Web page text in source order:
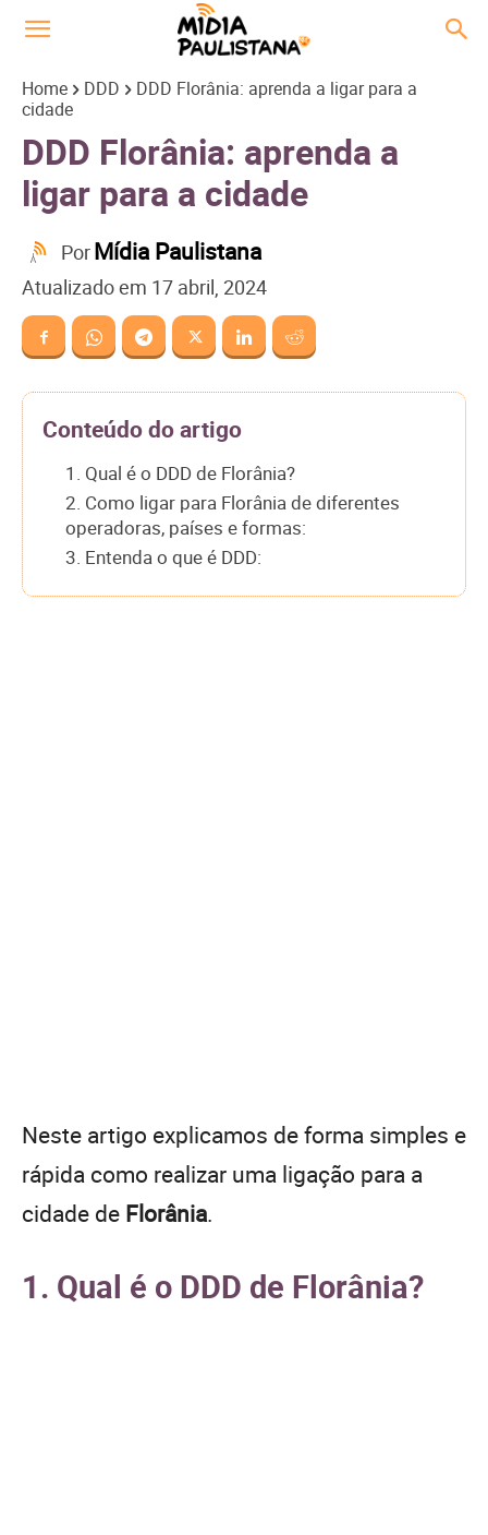
Home DDD
DDD Florânia: aprenda a ligar para a
cidade
DDD Florânia: aprenda a
ligar para a cidade
PorMídia Paulistana
Atualizado em 17 abril, 2024
Conteúdo do artigo
1. Qual é o DDD de Florânia?
2. Como ligar para Florânia de diferentes
operadoras, países e formas:
3. Entenda o que é DDD:
Neste artigo explicamos de forma simples e
rápida como realizar uma ligação para a
cidade de Florânia.
1. Qual é o DDD de Florânia?